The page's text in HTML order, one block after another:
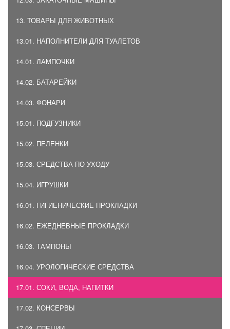
13. ТОВАРЫ ДЛЯ ЖИВОТНЫХ
13.01. НАПОЛНИТЕЛИ ДЛЯ ТУАЛЕТОВ
14.01. ЛАМПОЧКИ
14.02. БАТАРЕЙКИ
14.03. ФОНАРИ
15.01. ПОДГУЗНИКИ
15.02. ПЕЛЕНКИ
15.03. СРЕДСТВА ПО УХОДУ
15.04. ИГРУШКИ
16.01. ГИГИЕНИЧЕСКИЕ ПРОКЛАДКИ
16.02. ЕЖЕДНЕВНЫЕ ПРОКЛАДКИ
16.03. ТАМПОНЫ
16.04. УРОЛОГИЧЕСКИЕ СРЕДСТВА
17.01. СОКИ, ВОДА, НАПИТКИ
17.02. КОНСЕРВЫ